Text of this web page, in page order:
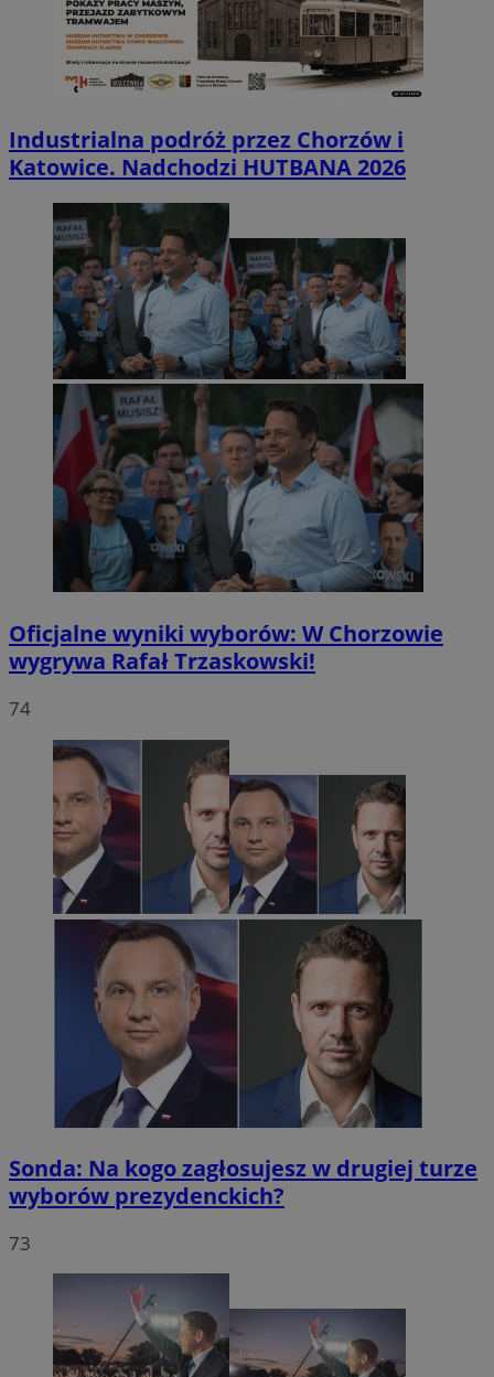
Industrialna podróż przez Chorzów i
Katowice. Nadchodzi HUTBANA 2026
Oficjalne wyniki wyborów: W Chorzowie
wygrywa Rafał Trzaskowski!
74
Sonda: Na kogo zagłosujesz w drugiej turze
wyborów prezydenckich?
73